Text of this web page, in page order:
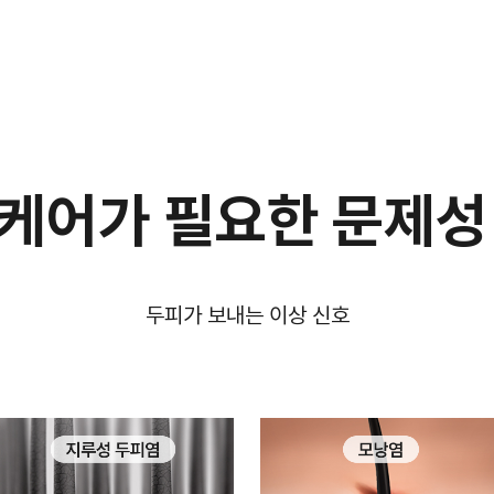
어가 필요한 문제
두피가 보내는 이상 신호